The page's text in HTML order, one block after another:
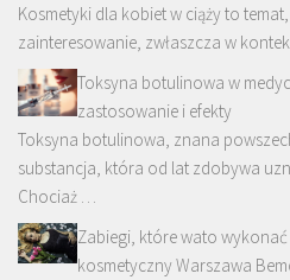
Kosmetyki dla kobiet w ciąży to
zainteresowanie, zwłaszcza w
Toksyna botulinowa w
zastosowanie i efekty
Toksyna botulinowa, znana
substancja, która od lat zdobywa
Chociaż …
Zabiegi, które wato
kosmetyczny Warszawa